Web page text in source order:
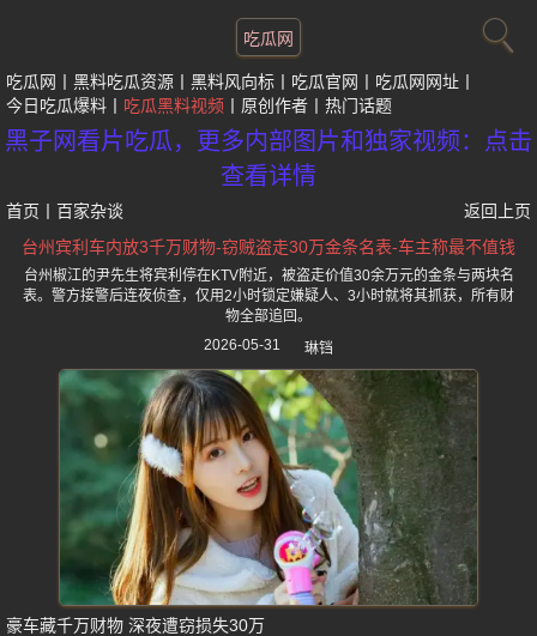
吃瓜网
吃瓜网 黑料吃瓜资源 黑料风向标 吃瓜官网
吃瓜网网址
今日吃瓜爆料
吃瓜黑料视频 原创作者 热门话题
黑子网看片吃瓜，更多内部图片和独家视频：点击
查看详情
首页 百家杂谈
返回上页
台州宾利车内放3千万财物-窃贼盗走30万金条名表-车主称最不值钱
台州椒江的尹先生将宾利停在KTV附近，被盗走价值30余万元的金条与两块名
表。警方接警后连夜侦查，仅用2小时锁定嫌疑人、3小时就将其抓获，所有财
物全部追回。
2026-05-31
琳铛
豪车藏千万财物 深夜遭窃损失30万